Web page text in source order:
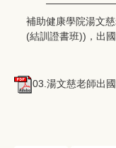
補助健康學院湯文
(結訓證書班))，出
03.湯文慈老師出